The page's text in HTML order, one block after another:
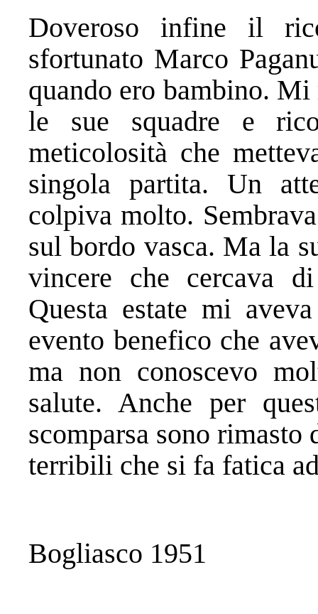
Doveroso infine il
sfortunato Marco
quando ero bambino.
le sue squadre e
meticolosità che
singola partita. Un
colpiva molto.
sul bordo vasca. Ma la
vincere che cercava
Questa estate mi
evento benefico che
ma non conoscevo
salute. Anche per
scomparsa sono
terribili che si fa fatica
Bogliasco 1951